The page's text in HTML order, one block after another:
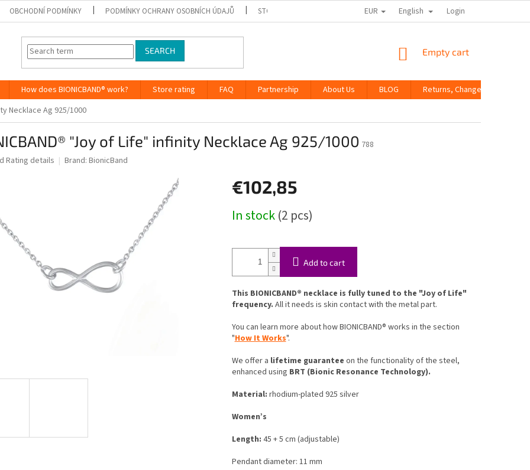
OBCHODNÍ PODMÍNKY PODMÍNKY OCHRANY OSOBNÍCH ÚDAJŮ STORE RATING EUR English Login
SEARCH
SHOPPING
Empty cart
How does BIONICBAND® work? Store rating FAQ Partnership About Us BLOG
Returns, Changes and
Necklace Ag 925/1000
"Joy of Life" infinity Necklace Ag 925/1000 788
Rating details Brand: BionicBand
€102,85
price:
In stock(2 pcs)
Add to cart
This BIONICBAND® necklace is fully tuned to the "Joy of Life"
frequency. All it needs is skin contact with the metal part.
You can learn more about how BIONICBAND® works in the section
"How It Works".
We offer a lifetime guarantee on the functionality of the steel,
enhanced using BRT (Bionic Resonance Technology).
Material: rhodium-plated 925 silver
Women’s
Length: 45 + 5 cm (adjustable)
Pendant diameter: 11 mm